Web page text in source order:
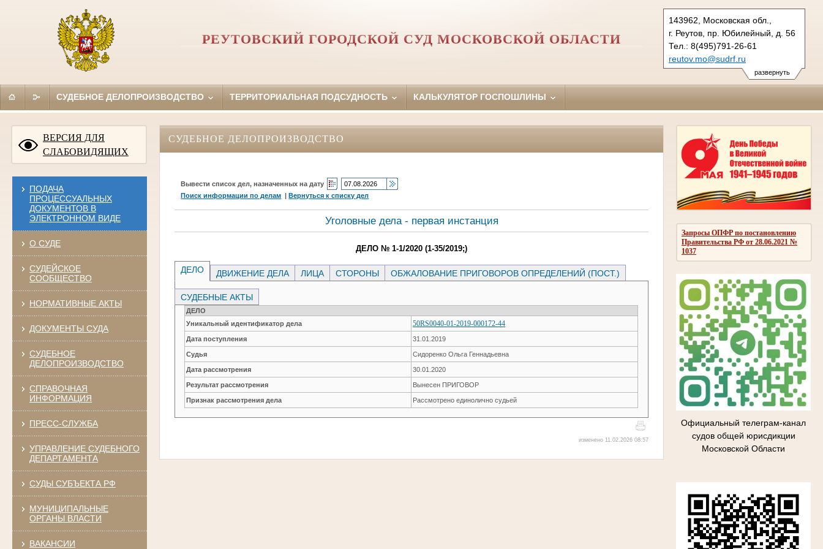
развернуть
143962, Московская обл.,
г. Реутов, пр. Юбилейный, д. 56
Тел.: 8(495)791-26-61
reutov.mo@sudrf.ru
РЕУТОВСКИЙ ГОРОДСКОЙ СУД МОСКОВСКОЙ ОБЛАСТИ
СУДЕБНОЕ ДЕЛОПРОИЗВОДСТВО ТЕРРИТОРИАЛЬНАЯ ПОДСУДНОСТЬ КАЛЬКУЛЯТОР ГОСПОШЛИНЫ
ВЕРСИЯ ДЛЯ
СЛАБОВИДЯЩИХ
ПОДАЧА
ПРОЦЕССУАЛЬНЫХ
ДОКУМЕНТОВ В
ЭЛЕКТРОННОМ ВИДЕ
О СУДЕ
СУДЕЙСКОЕ
СООБЩЕСТВО
НОРМАТИВНЫЕ АКТЫ
ДОКУМЕНТЫ СУДА
СУДЕБНОЕ
ДЕЛОПРОИЗВОДСТВО
СПРАВОЧНАЯ
ИНФОРМАЦИЯ
ПРЕСС-СЛУЖБА
УПРАВЛЕНИЕ СУДЕБНОГО
ДЕПАРТАМЕНТА
СУДЫ СУБЪЕКТА РФ
МУНИЦИПАЛЬНЫЕ
ОРГАНЫ ВЛАСТИ
ВАКАНСИИ
Запросы ОПФР по постановлению
Правительства РФ от 28.06.2021 №
1037
Официальный телеграм-канал
судов общей юрисдикции
Московской Области
СУДЕБНОЕ ДЕЛОПРОИЗВОДСТВО
Вывести список дел, назначенных на дату
Поиск информации по делам |Вернуться к списку дел
Уголовные дела - первая инстанция
ДЕЛО № 1-1/2020 (1-35/2019;)
ДЕЛО ДВИЖЕНИЕ ДЕЛА ЛИЦА СТОРОНЫ ОБЖАЛОВАНИЕ ПРИГОВОРОВ ОПРЕДЕЛЕНИЙ (ПОСТ.)
СУДЕБНЫЕ АКТЫ
ДЕЛО
Уникальный идентификатор дела
50RS0040-01-2019-000172-44
Дата поступления 31.01.2019
Судья Сидоренко Ольга Геннадьевна
Дата рассмотрения 30.01.2020
Результат рассмотрения Вынесен ПРИГОВОР
Признак рассмотрения дела Рассмотрено единолично судьей
изменено 11.02.2026 08:57